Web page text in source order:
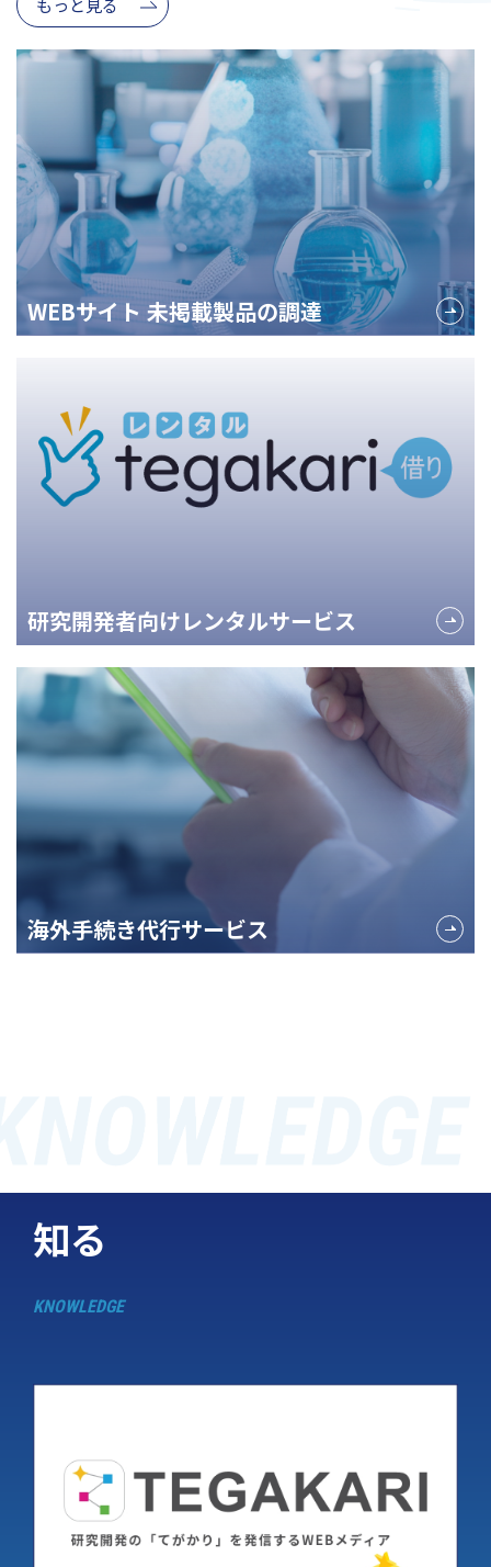
もっと見る
WEBサイト 未掲載製品の調達
研究開発者向けレンタルサービス
海外手続き代行サービス
知る
KNOWLEDGE